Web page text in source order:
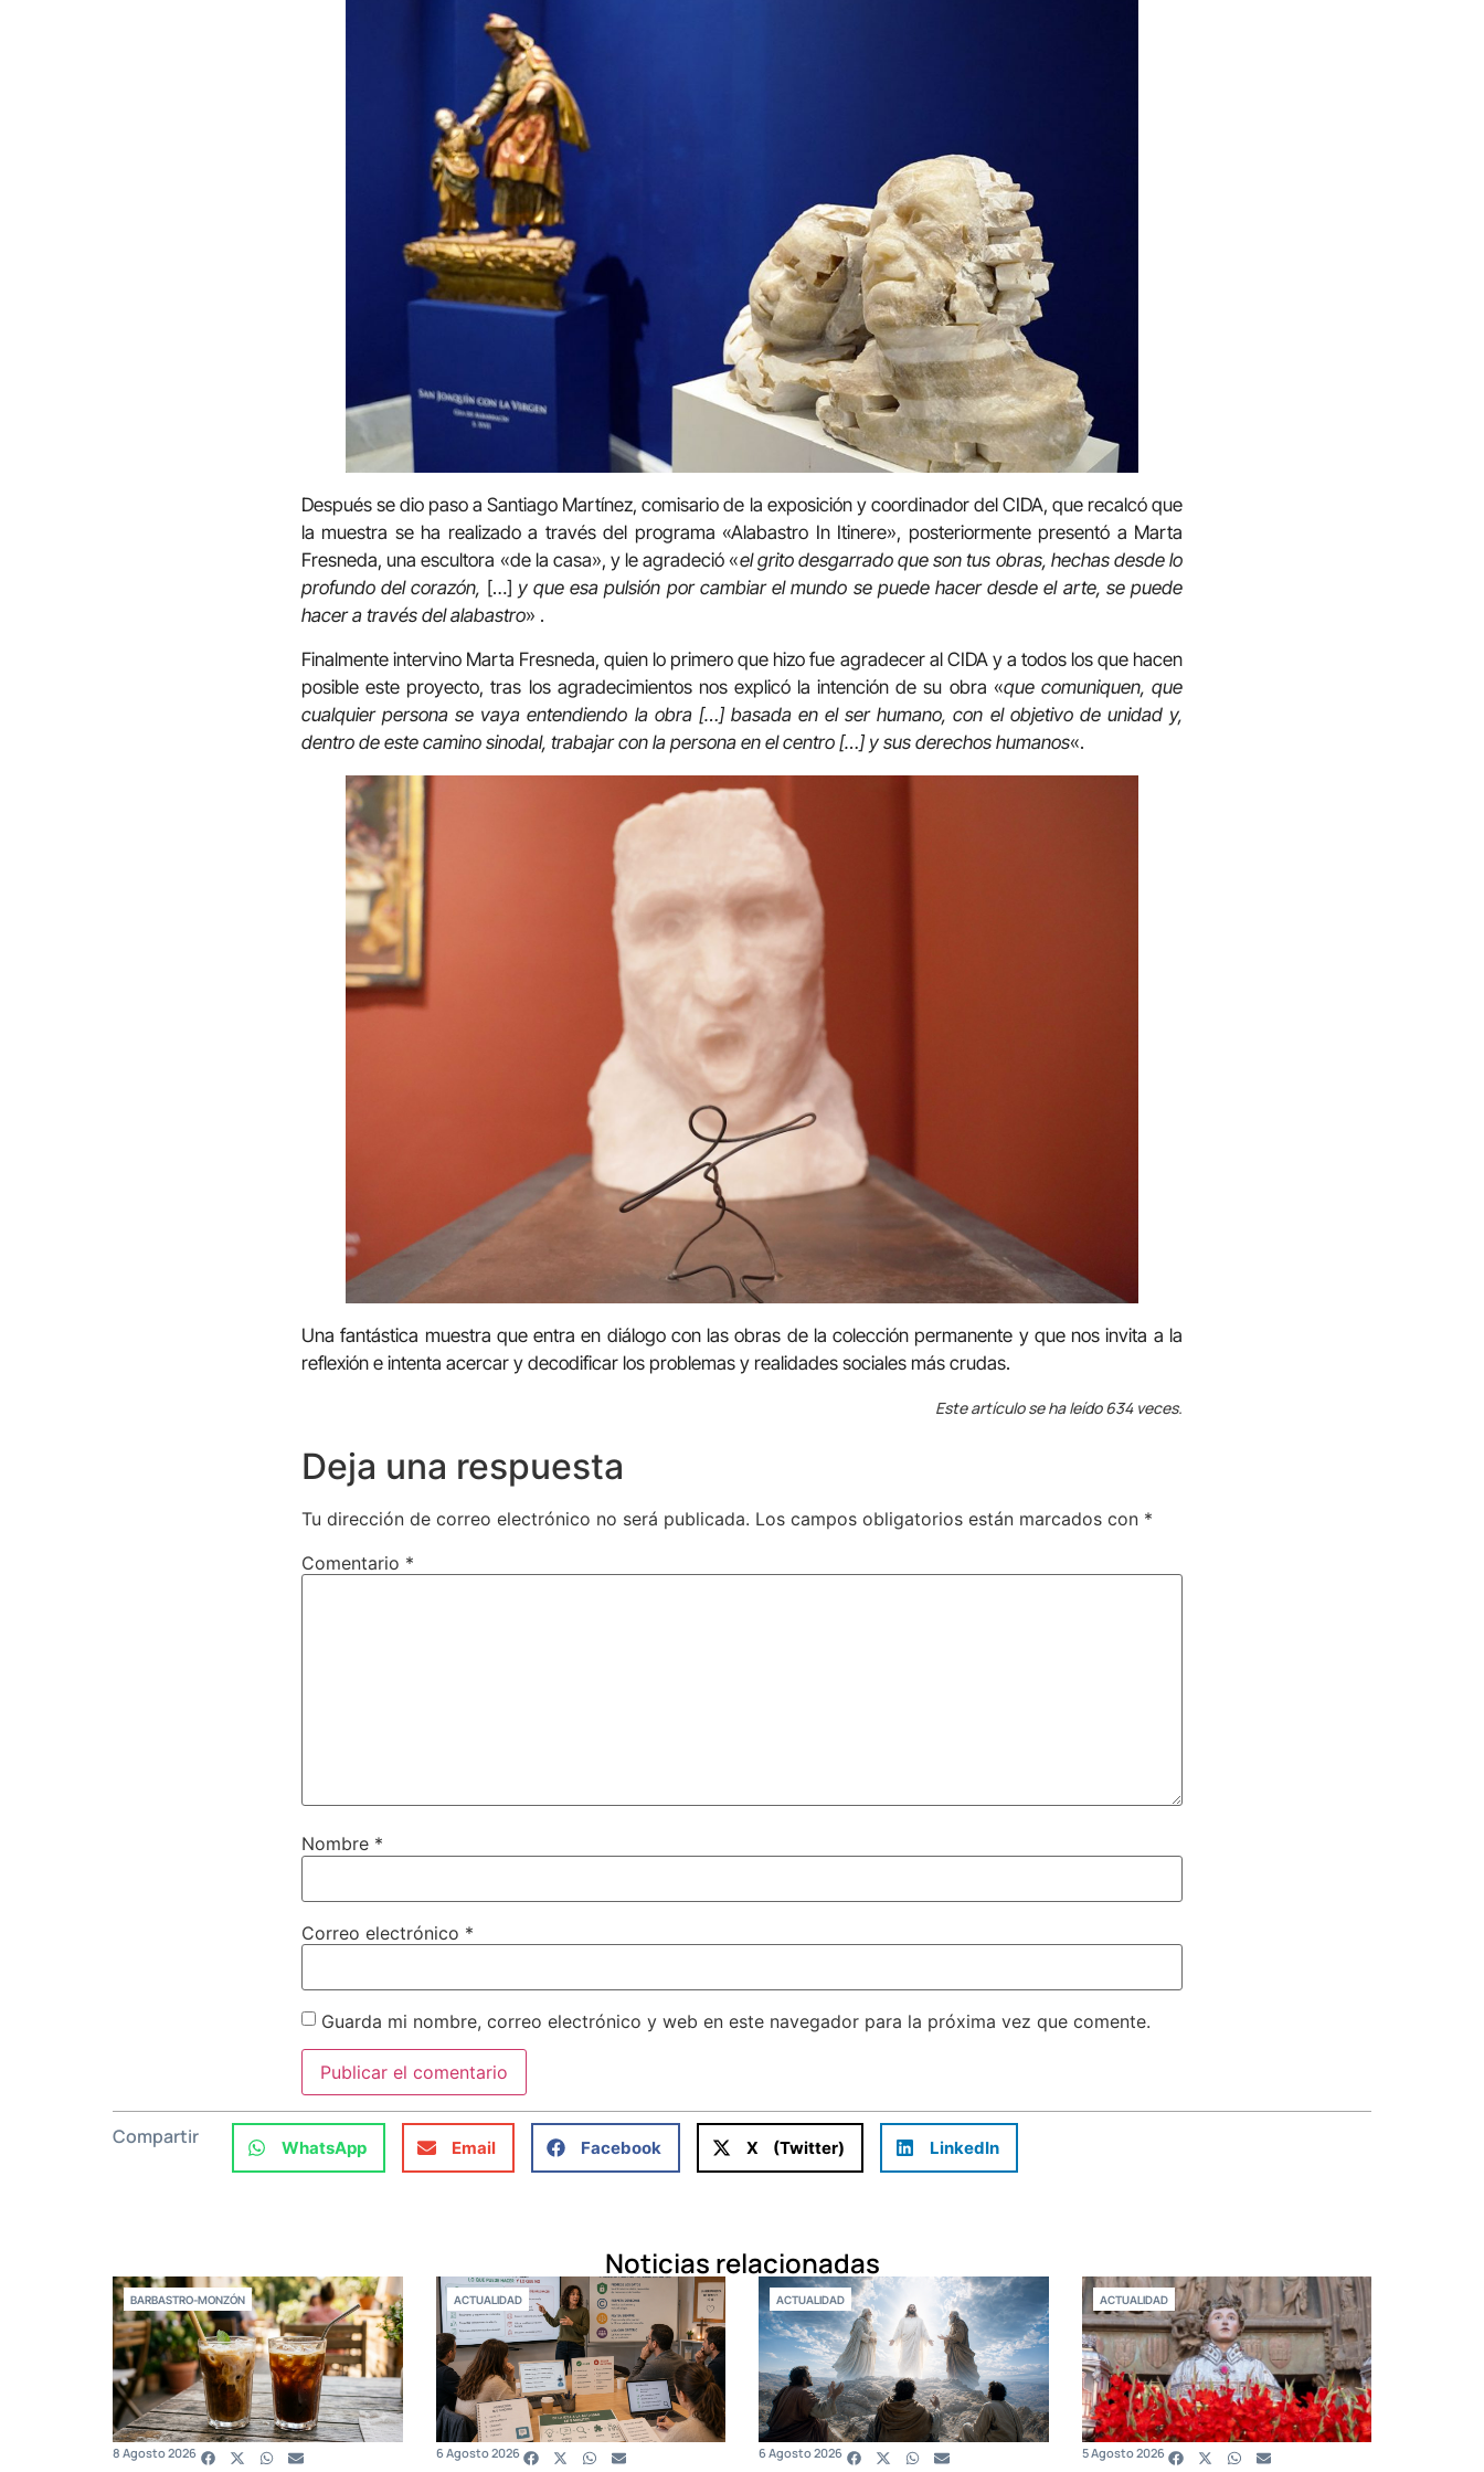
Después se dio paso a Santiago Martínez, comisario de la exposición y coordinador del CIDA, que recalcó que
la muestra se ha realizado a través del programa «Alabastro In Itinere», posteriormente presentó a Marta
Fresneda, una escultora «de la casa», y le agradeció «el grito desgarrado que son tus obras, hechas desde lo
profundo del corazón, […] y que esa pulsión por cambiar el mundo se puede hacer desde el arte, se puede
hacer a través del alabastro» .
Finalmente intervino Marta Fresneda, quien lo primero que hizo fue agradecer al CIDA y a todos los que hacen
posible este proyecto, tras los agradecimientos nos explicó la intención de su obra «que comuniquen, que
cualquier persona se vaya entendiendo la obra […] basada en el ser humano, con el objetivo de unidad y,
dentro de este camino sinodal, trabajar con la persona en el centro […] y sus derechos humanos«.
Una fantástica muestra que entra en diálogo con las obras de la colección permanente y que nos invita a la
reflexión e intenta acercar y decodificar los problemas y realidades sociales más crudas.
Este artículo se ha leído 634 veces.
Deja una respuesta
Tu dirección de correo electrónico no será publicada. Los campos obligatorios están marcados con *
Comentario *
Nombre *
Correo electrónico *
Guarda mi nombre, correo electrónico y web en este navegador para la próxima vez que comente.
Compartir WhatsApp Email Facebook X (Twitter) LinkedIn
Noticias relacionadas
BARBASTRO-MONZÓN
8 Agosto 2026
ACTUALIDAD
6 Agosto 2026
ACTUALIDAD
6 Agosto 2026
ACTUALIDAD
5 Agosto 2026